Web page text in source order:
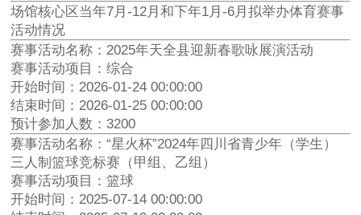
场馆核心区当年7月-12月和下年1月-6月拟举办体育赛事
活动情况
赛事活动名称：2025年天全县迎新春歌咏展演活动
赛事活动项目：综合
开始时间：2026-01-24 00:00:00
结束时间：2026-01-25 00:00:00
预计参加人数：3200
赛事活动名称：“星火杯”2024年四川省青少年（学生）
三人制篮球竞标赛（甲组、乙组）
赛事活动项目：篮球
开始时间：2025-07-14 00:00:00